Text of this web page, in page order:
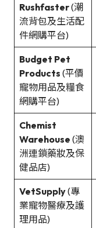
Rushfaster(潮
流背包及生活配
件網購平台)
Budget Pet
Products (平價
寵物用品及糧食
網購平台)
Chemist
Warehouse (澳
洲連鎖藥妝及保
健品店)
VetSupply(專
業寵物醫療及護
理用品)